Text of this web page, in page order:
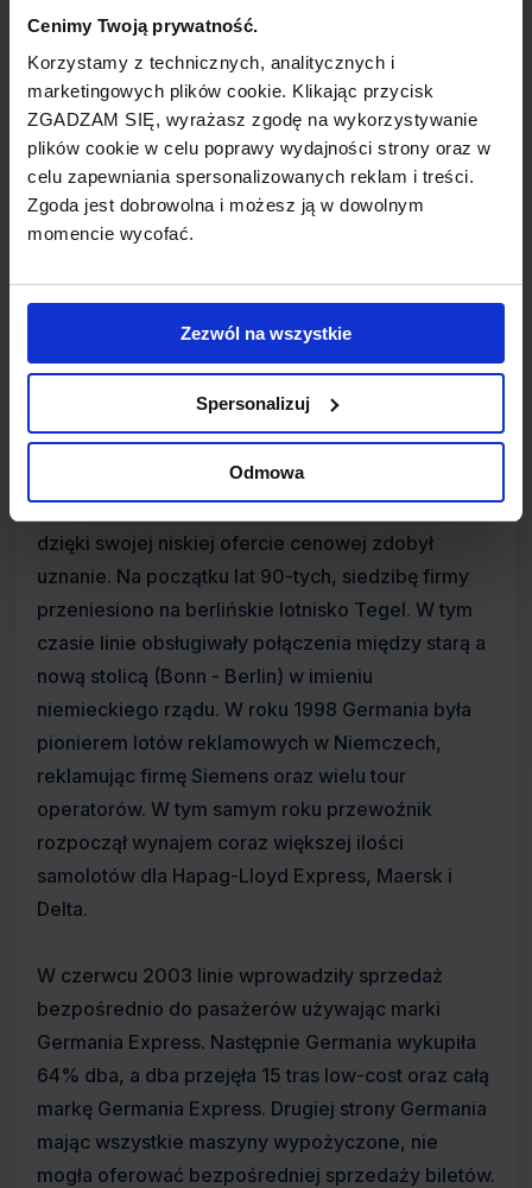
Cenimy Twoją prywatność.
Korzystamy z technicznych, analitycznych i
marketingowych plików cookie. Klikając przycisk
ZGADZAM SIĘ, wyrażasz zgodę na wykorzystywanie
plików cookie w celu poprawy wydajności strony oraz w
celu zapewniania spersonalizowanych reklam i treści.
Zgoda jest dobrowolna i możesz ją w dowolnym
momencie wycofać.
Zezwól na wszystkie
Spersonalizuj
Odmowa
połączenia do Turcji, Kosowa, Syrii i Libanu z
myślą o społecznościach mniejszości żyjących w
Niemczech. Loty wakacyjne w region Morza
Śródziemnego, realizowane we współpracy z tour
operatorami, startują z portów Bremen Airport,
Baden Airpark i Munich Airport. W roku 2009
przewoźnik sprzedał 2,5 miliona biletów
Linie lotnicze powstały w 1978 roku, jako Special
Air Transport (SAT) w Kolonii. Wiosną 1986 roku w
ramach reorganizacji firmy nazwę zmieniono na
Germania. Przez wiele lat głównym polem działań
przewoźnika były usługi czarterowe dla TUI,
Condor Flugdienst oraz Neckermann Reisen, a
dzięki swojej niskiej ofercie cenowej zdobył
uznanie. Na początku lat 90-tych, siedzibę firmy
przeniesiono na berlińskie lotnisko Tegel. W tym
czasie linie obsługiwały połączenia między starą a
nową stolicą (Bonn - Berlin) w imieniu
niemieckiego rządu. W roku 1998 Germania była
pionierem lotów reklamowych w Niemczech,
reklamując firmę Siemens oraz wielu tour
operatorów. W tym samym roku przewoźnik
rozpoczął wynajem coraz większej ilości
samolotów dla Hapag-Lloyd Express, Maersk i
Delta.
W czerwcu 2003 linie wprowadziły sprzedaż
bezpośrednio do pasażerów używając marki
Germania Express. Następnie Germania wykupiła
64% dba, a dba przejęła 15 tras low-cost oraz całą
markę Germania Express. Drugiej strony Germania
mając wszystkie maszyny wypożyczone, nie
mogła oferować bezpośredniej sprzedaży biletów.